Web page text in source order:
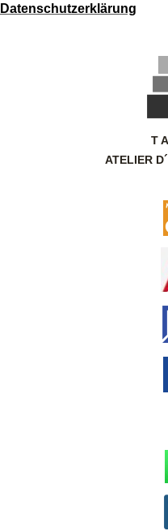
Datenschutzerklärung
T
ATELIER